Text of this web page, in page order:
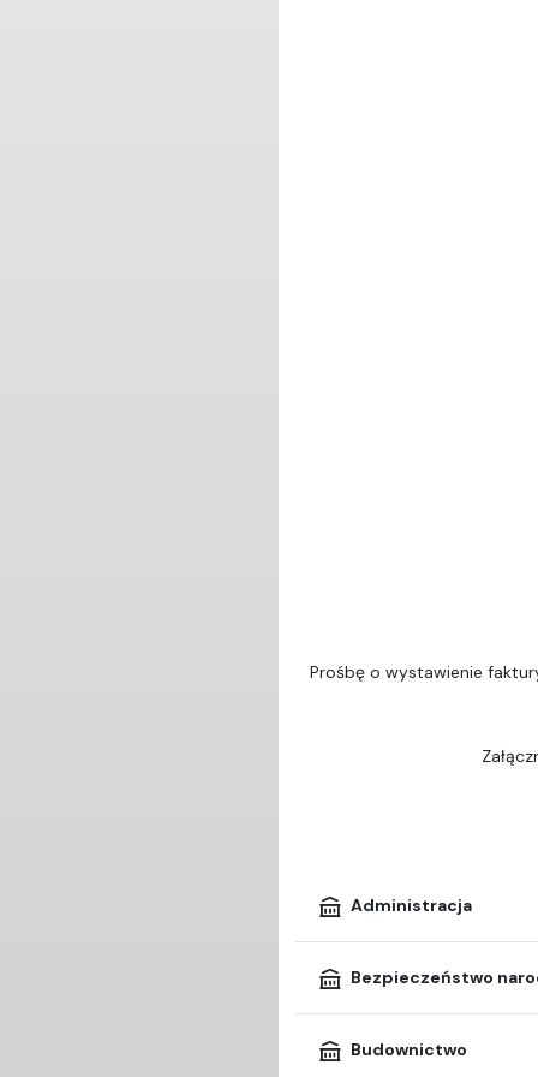
Prośbę o wystawienie
Administracja
Bezpieczeństwo
Budownictwo